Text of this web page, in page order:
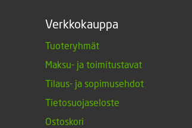
Verkkokauppa
Tuoteryhmät
Maksu- ja toimitustavat
Tilaus- ja sopimusehdot
Tietosuojaseloste
Ostoskori